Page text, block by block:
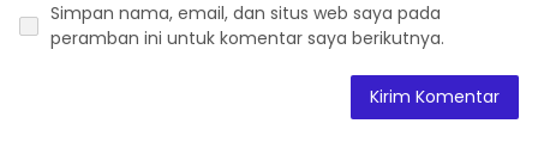
Simpan nama, email, dan situs web saya pada
peramban ini untuk komentar saya berikutnya.